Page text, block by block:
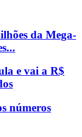
da Mega-
e vai a R$
números